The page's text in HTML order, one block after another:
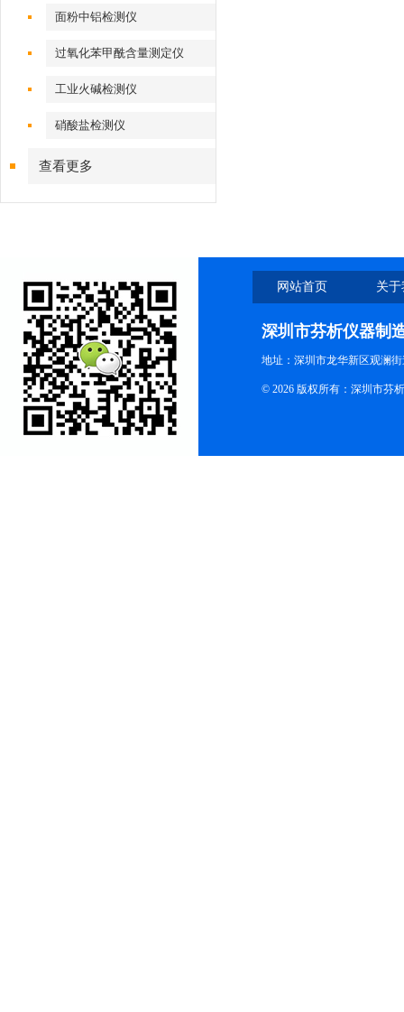
面粉中铝检测仪
过氧化苯甲酰含量测定仪
工业火碱检测仪
硝酸盐检测仪
查看更多
网站首页 关
深圳市芬析仪器制
地址：深圳市龙华新区观澜
© 2026 版权所有：深圳市芬